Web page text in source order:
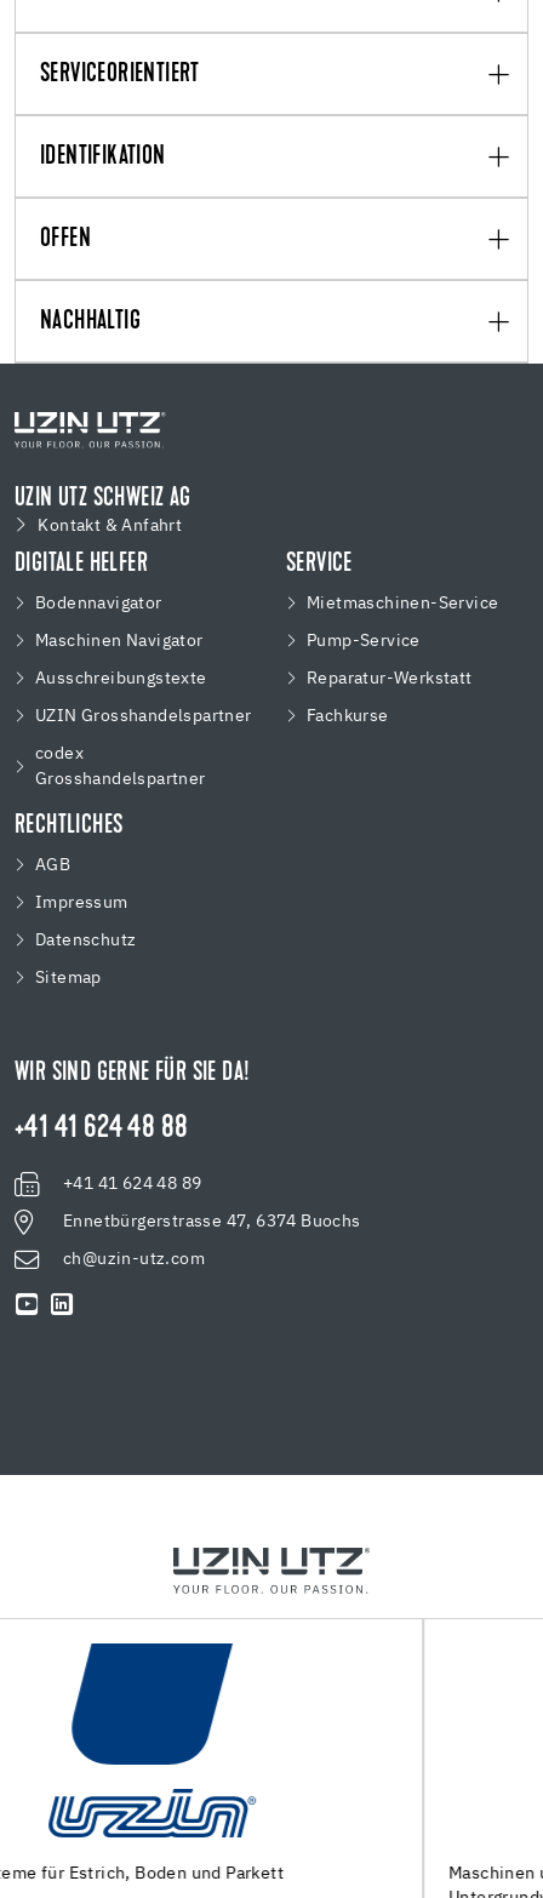
SERVICEORIENTIERT
IDENTIFIKATION
OFFEN
NACHHALTIG
UZIN UTZ SCHWEIZ AG
Kontakt & Anfahrt
DIGITALE HELFER
Bodennavigator
Maschinen Navigator
Ausschreibungstexte
UZIN Grosshandelspartner
codex
Grosshandelspartner
SERVICE
Mietmaschinen-Service
Pump-Service
Reparatur-Werkstatt
Fachkurse
RECHTLICHES
AGB
Impressum
Datenschutz
Sitemap
WIR SIND GERNE FÜR SIE DA!
+41 41 624 48 88
+41 41 624 48 89
Ennetbürgerstrasse 47, 6374 Buochs
ch@uzin-utz.com
Maschinen und Spezialwerkzeuge zur